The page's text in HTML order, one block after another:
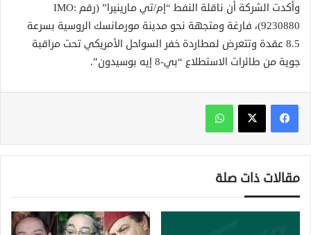
وأكدت الشركة أن ناقلة النفط “إم/تي مارينيرا” (رقم IMO:
9230880)، فارغة ومتجهة نحو مدينة مورمانسك الروسية بسرعة
8.5 عقدة وتتعرض لمطاردة خفر السواحل الأمريكي تحت مراقبة
جوية من طائرات الاستطلاع “بي-8 إيه بوسيدون”.
واتساب
مقالات ذات صلة